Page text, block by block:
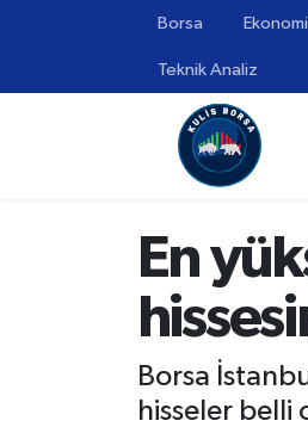
Borsa Ekonomi
Teknik Analiz
En
Borsa
hisseler belli
Borsa
Hisse Yorumu
Halka Arzlar
Ekonomi
Hava Durumu
Trafik Durumu
Tüm Manşetler
Son Dakika Haberleri